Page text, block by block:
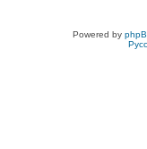
Powered by